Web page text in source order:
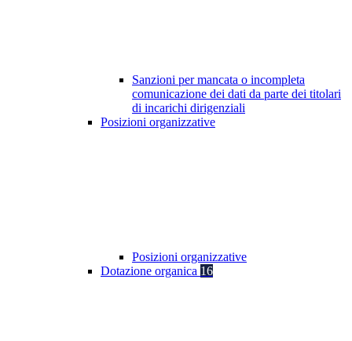
Sanzioni per mancata o incompleta
comunicazione dei dati da parte dei titolari
di incarichi dirigenziali
Posizioni organizzative
Posizioni organizzative
Dotazione organica 16